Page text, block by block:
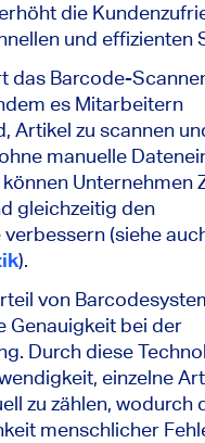
die
und effizienten
das Barcode-
es Mitarbeitern
Artikel zu scannen
manuelle
Unternehmen
gleichzeitig den
(siehe
).
von
Genauigkeit bei der
Durch diese
einzelne
zu zählen, wodurch
menschlicher